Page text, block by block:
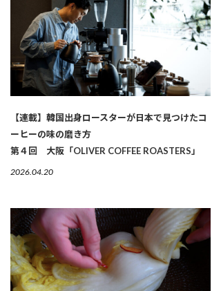
【連載】韓国出身ロースターが日本で見つけたコ
ーヒーの味の磨き方
第４回 大阪「OLIVER COFFEE ROASTERS」
2026.04.20